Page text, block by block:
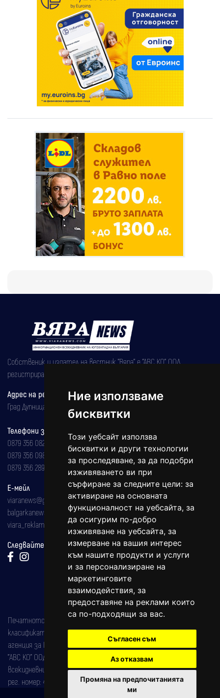
Ние използваме
бисквитки
Този уебсайт използва
бисквитки и други технологии
за проследяване, за да подобри
изживяването ви при
сърфиране за следните цели: за
активиране на основната
функционалност на уебсайта, за
да осигурим по-добро
изживяване на уебсайта, за
измерване на вашия интерес
към нашите продукти и услуги
и за персонализиране на
маркетинговите
взаимодействия, за
предоставяне на реклами които
са по-подходящи за вас.
Съгласен съм
Аз отказвам
Промяна на предпочитанията
ми
Собственик и издател на вестник "Вяра" е "АВС КО" ООД,
регистрирана на 08.05.2002 година.
Адрес на редакцията
Град Дупница, ул.''Христо Ботев" 43
Телефони за реклама и абонаменти
0879 356 082
0879 356 098
0879 356 289
Е-мейл
viaranews@gmail.com
balgarkanews@gmail.com
viara_reklama@mail.bg
Следвайте ни:
Печатното издание на вестника е регистрирано в националния
класификатор на печатните издания (Българска национална
агенция за ISSN) под номер: ISSN 1312-4722.
"АВС КО" ООД е притежател на марката: Вяра информационен
всекидневник на югозападна България, със свидетелство за марка
рег. номер: 47857/11.05.2004 година.